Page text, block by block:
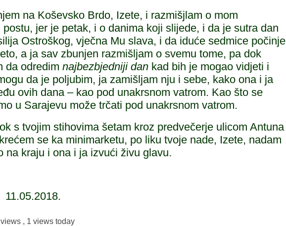
na Koševsko Brdo, Izete, i razmišjlam o mom
postu, jer je petak, i o danima koji slijede, i da je sutra dan
Ostroškog, vječna Mu slava, i da iduće sedmice počinje
a ja sav zbunjen razmišljam o svemu tome, pa dok
da odredim najbezbjedniji dan kad bih je mogao vidjeti i
da je poljubim, ja zamišljam nju i sebe, kako ona i ja
ovih dana – kao pod unakrsnom vatrom. Kao što se
u Sarajevu može trčati pod unakrsnom vatrom.
s tvojim stihovima šetam kroz predvečerje ulicom Antuna
se ka minimarketu, po liku tvoje nade, Izete, nadam
na kraju i ona i ja izvući živu glavu.
, 1 views today